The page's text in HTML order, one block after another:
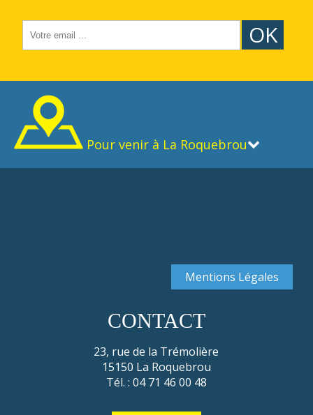
OK
Pour venir à La Roquebrou
Mentions Légales
CONTACT
23, rue de la Trémolière
15150 La Roquebrou
Tél. : 04 71 46 00 48